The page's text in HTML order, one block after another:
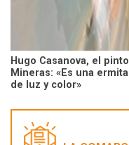
Hugo Casanova, el
Mineras: «Es una
de luz y color»